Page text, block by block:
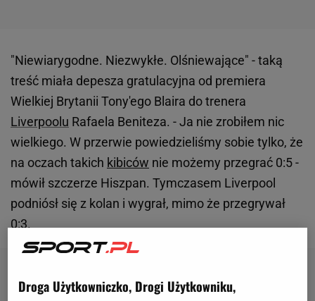
"Niewiarygodne. Niezwykłe. Olśniewające" - taką
treść miała depesza gratulacyjna od premiera
Wielkiej Brytanii Tony'ego Blaira do trenera
Liverpoolu Rafaela Beniteza. - Ja nie zrobiłem nic
wielkiego. W przerwie powiedzieliśmy sobie tylko, że
na oczach takich kibiców nie możemy przegrać 0:5 -
mówił szczerze Hiszpan. Tymczasem Liverpool
podniósł się z kolan i wygrał, mimo że przegrywał
0:3.
Droga Użytkowniczko, Drogi Użytkowniku,